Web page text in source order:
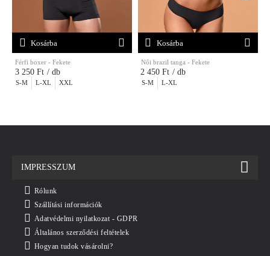
Férfi boxer - Fekete
S-M L-XL XXL
3 250 Ft / db
Kosárba
Női brazil tanga - Fekete
S-M L-XL
2 450 Ft / db
Kosárba
IMPRESSZUM
Rólunk
Szállítási információk
Adatvédelmi nyilatkozat - GDPR
Általános szerződési feltételek
Hogyan tudok vásárolni?